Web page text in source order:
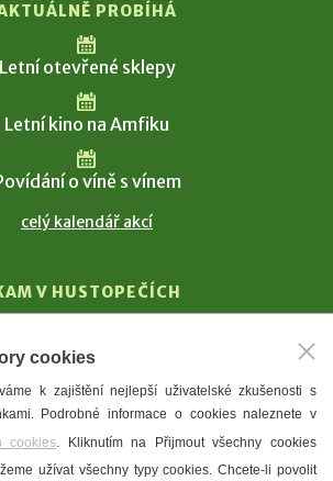
PROBÍHÁ
Letní otevřené sklepy
Letní kino na Amfiku
o víně s vínem
celý kalendář akcí
V HUSTOPEČÍCH
T. G. Masaryk
Mandloně
Ubytování
Restaurace
cookies
k zajištění nejlepší uživatelské zkušenosti s
Podrobné informace o cookies naleznete v
cookies. Kliknutím na Přijmout všechny cookies
užívat všechny typy cookies. Chcete-li povolit